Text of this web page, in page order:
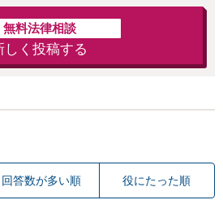
無料法律相談
しく投稿する
回答数が多い順 役にたった順